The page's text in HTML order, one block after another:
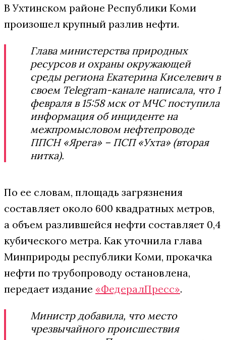
В Ухтинском районе Республики Коми
произошел крупный разлив нефти.
Глава министерства природных
ресурсов и охраны окружающей
среды региона Екатерина Кисeлевич в
своем Telegram-канале написала, что 1
февраля в 15:58 мск от МЧС поступила
информация об инциденте на
межпромысловом нефтепроводе
ППСН «Ярега» – ПСП «Ухта» (вторая
нитка).
По ее словам, площадь загрязнения
составляет около 600 квадратных метров,
а объем разлившейся нефти составляет 0,4
кубического метра. Как уточнила глава
Минприроды республики Коми, прокачка
нефти по трубопроводу остановлена,
передает издание «ФедералПресс».
Министр добавила, что место
чрезвычайного происшествия